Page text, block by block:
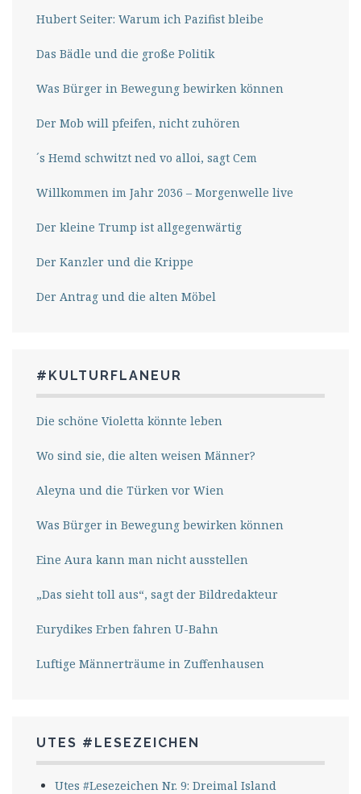
Hubert Seiter: Warum ich Pazifist bleibe
Das Bädle und die große Politik
Was Bürger in Bewegung bewirken können
Der Mob will pfeifen, nicht zuhören
´s Hemd schwitzt ned vo alloi, sagt Cem
Willkommen im Jahr 2036 – Morgenwelle live
Der kleine Trump ist allgegenwärtig
Der Kanzler und die Krippe
Der Antrag und die alten Möbel
#KULTURFLANEUR
Die schöne Violetta könnte leben
Wo sind sie, die alten weisen Männer?
Aleyna und die Türken vor Wien
Was Bürger in Bewegung bewirken können
Eine Aura kann man nicht ausstellen
„Das sieht toll aus“, sagt der Bildredakteur
Eurydikes Erben fahren U-Bahn
Luftige Männerträume in Zuffenhausen
UTES #LESEZEICHEN
Utes #Lesezeichen Nr. 9: Dreimal Island